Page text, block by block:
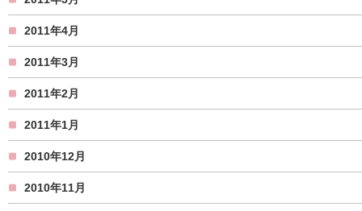
2011年4月
2011年3月
2011年2月
2011年1月
2010年12月
2010年11月